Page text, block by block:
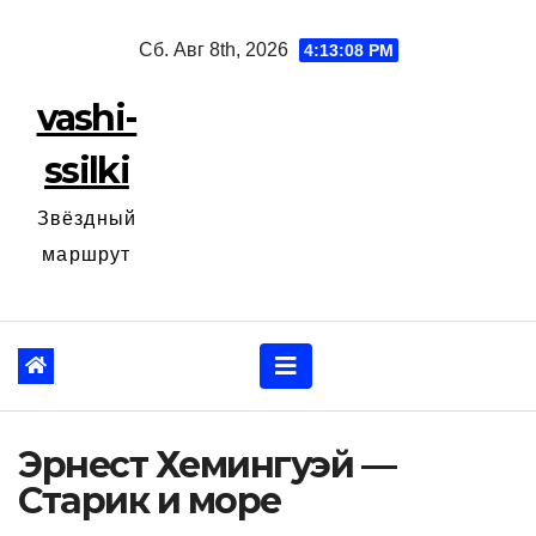
Сб. Авг 8th, 2026 4:13:09 PM
vashi-
ssilki
Звёздный
маршрут
Эрнест Хемингуэй —
Старик и море